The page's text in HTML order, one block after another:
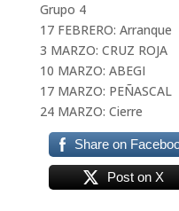
Grupo 4
17 FEBRERO: Arranque
3 MARZO: CRUZ ROJA
10 MARZO: ABEGI
17 MARZO: PEÑASCAL
24 MARZO: Cierre
Share on
Post on X